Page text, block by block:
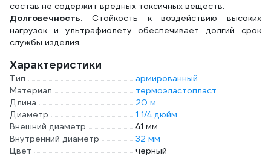
состав не содержит вредных токсичных веществ.
Долговечность. Стойкость к воздействию высоких
нагрузок и ультрафиолету обеспечивает долгий срок
службы изделия.
Характеристики
Тип
армированный
Материал
термоэластопласт
Длина
20 м
Диаметр
1 1/4 дюйм
Внешний диаметр
41 мм
Внутренний диаметр
32 мм
Цвет
черный